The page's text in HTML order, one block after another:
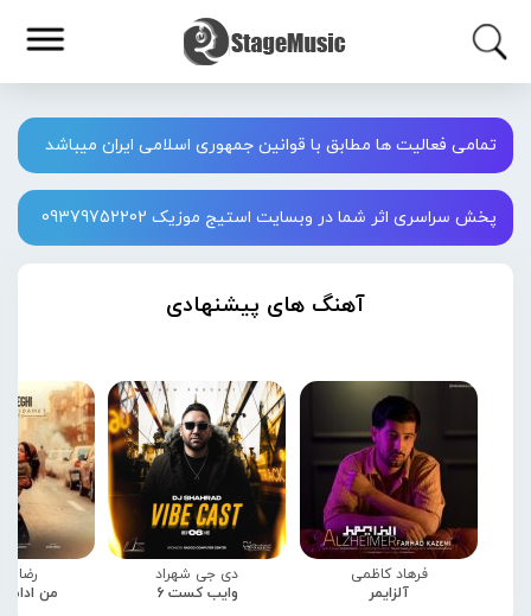
تمامی فعالیت ها مطابق با قوانین جمهوری اسلامی ایران میباشد
پخش سراسری اثر شما در وبسایت استیج موزیک 09379752202
آهنگ های پیشنهادی
فرهاد کاظمی
آلزایمر
دی جی شهراد
وایب کست 6
رضا
من